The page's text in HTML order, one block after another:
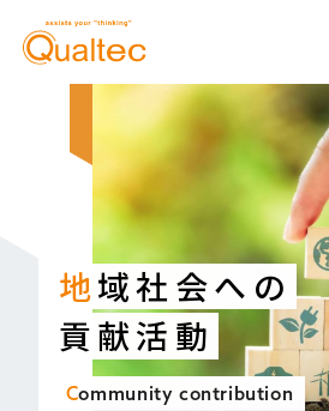
地域社会への
貢献活動
Community contribution